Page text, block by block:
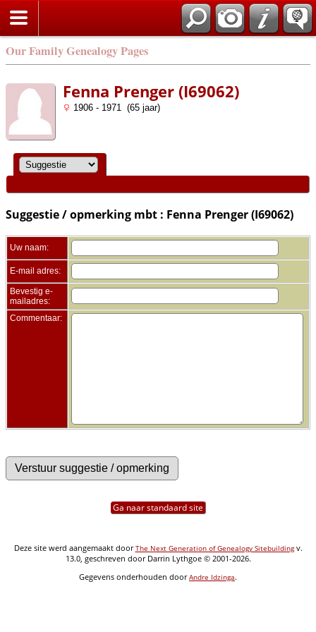
Our Family Genealogy Pages
Fenna Prenger (I69062)
1906 - 1971 (65 jaar)
Suggestie / opmerking mbt : Fenna Prenger (I69062)
Uw naam:
E-mail adres:
Bevestig e-
mailadres:
Commentaar:
Ga naar standaard site
Deze site werd aangemaakt doorThe Next Generation of Genealogy Sitebuildingv.
13.0, geschreven door Darrin Lythgoe © 2001-2026.
Gegevens onderhouden doorAndre Idzinga.